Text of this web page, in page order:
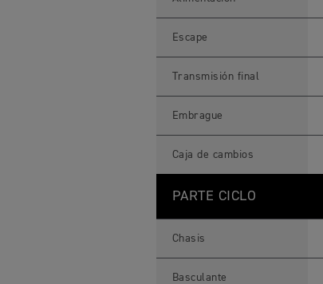
i
s
Escape
Transmisión final
Embrague
Caja de cambios
PARTE CICLO
Chasis
Basculante